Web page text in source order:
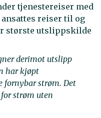
tjenestereiser med
reiser til og
største utslippskilde
derimot utslipp
har kjøpt
fornybar strøm. Det
strøm uten